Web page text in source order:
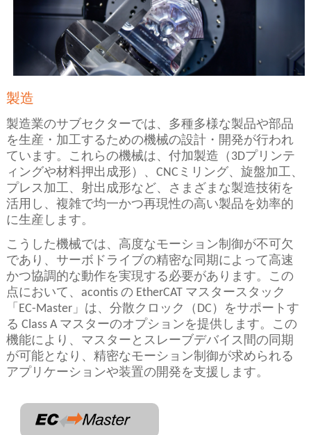
製造
製造業のサブセクターでは、多種多様な製品や部品
を生産・加工するための機械の設計・開発が行われ
ています。これらの機械は、付加製造（3Dプリンテ
ィングや材料押出成形）、CNCミリング、旋盤加工、
プレス加工、射出成形など、さまざまな製造技術を
活用し、複雑で均一かつ再現性の高い製品を効率的
に生産します。
こうした機械では、高度なモーション制御が不可欠
であり、サーボドライブの精密な同期によって高速
かつ協調的な動作を実現する必要があります。この
点において、acontis の EtherCAT マスタースタック
「EC-Master」は、分散クロック（DC）をサポートす
る Class A マスターのオプションを提供します。この
機能により、マスターとスレーブデバイス間の同期
が可能となり、精密なモーション制御が求められる
アプリケーションや装置の開発を支援します。